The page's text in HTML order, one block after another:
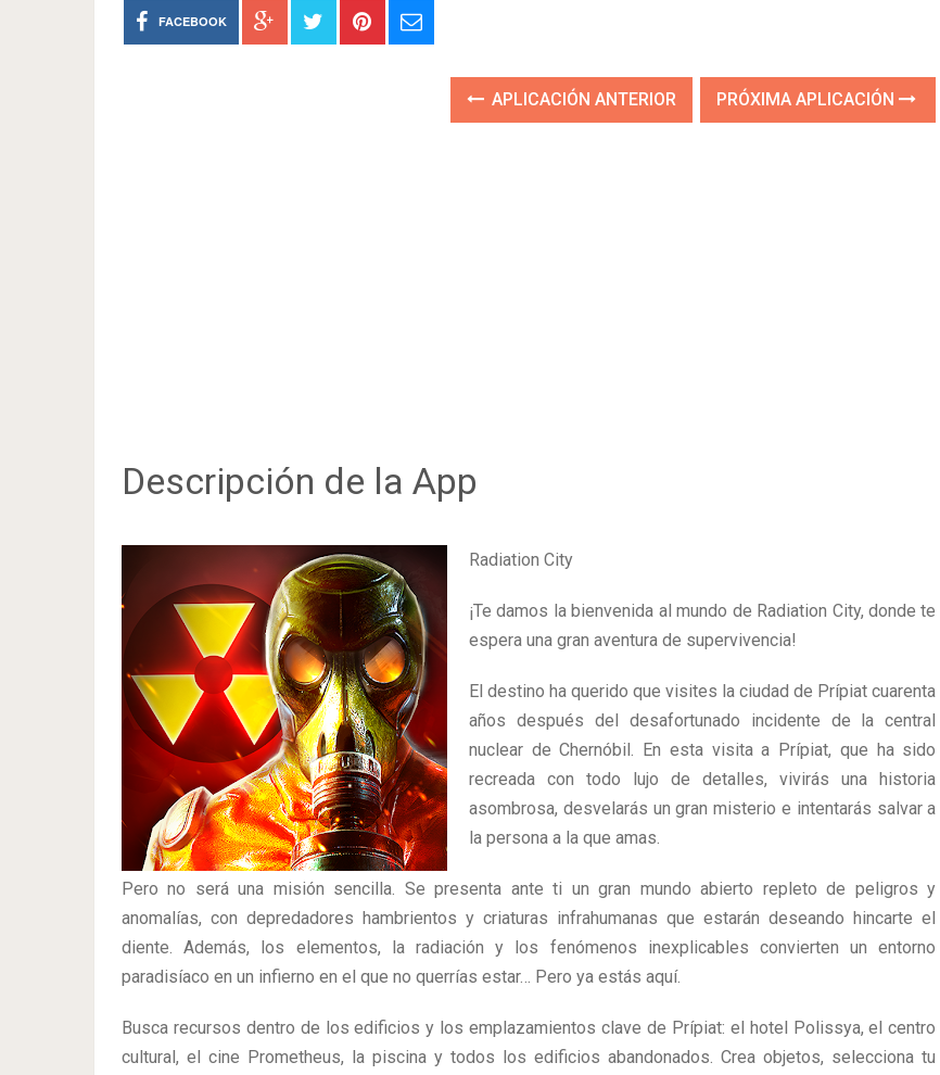
FACEBOOK
APLICACIÓN ANTERIOR PRÓXIMA APLICACIÓN
Descripción de la App
Radiation City
¡Te damos la bienvenida al mundo de Radiation City, donde te
espera una gran aventura de supervivencia!
El destino ha querido que visites la ciudad de Prípiat cuarenta
años después del desafortunado incidente de la central
nuclear de Chernóbil. En esta visita a Prípiat, que ha sido
recreada con todo lujo de detalles, vivirás una historia
asombrosa, desvelarás un gran misterio e intentarás salvar a
la persona a la que amas.
Pero no será una misión sencilla. Se presenta ante ti un gran mundo abierto repleto de peligros y
anomalías, con depredadores hambrientos y criaturas infrahumanas que estarán deseando hincarte el
diente. Además, los elementos, la radiación y los fenómenos inexplicables convierten un entorno
paradisíaco en un infierno en el que no querrías estar… Pero ya estás aquí.
Busca recursos dentro de los edificios y los emplazamientos clave de Prípiat: el hotel Polissya, el centro
cultural, el cine Prometheus, la piscina y todos los edificios abandonados. Crea objetos, selecciona tu